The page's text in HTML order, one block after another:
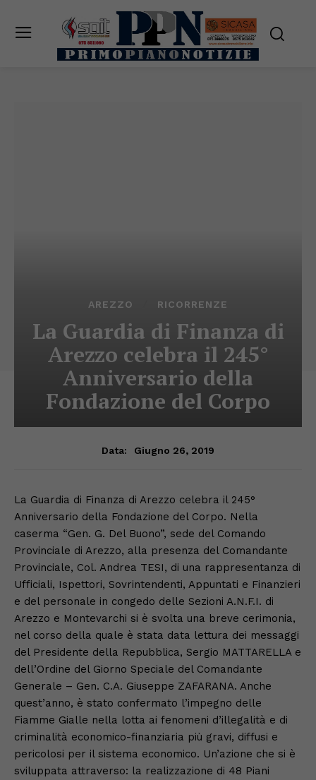
AREZZO RICORRENZE
La Guardia di Finanza di
Arezzo celebra il 245°
Anniversario della
Fondazione del Corpo
Data: Giugno 26, 2019
La Guardia di Finanza di Arezzo celebra il 245°
Anniversario della Fondazione del Corpo. Nella
caserma “Gen. G. Del Buono”, sede del Comando
Provinciale di Arezzo, alla presenza del Comandante
Provinciale, Col. Andrea TESI, di una rappresentanza di
Ufficiali, Ispettori, Sovrintendenti, Appuntati e Finanzieri
e del personale in congedo delle Sezioni A.N.F.I. di
Arezzo e Montevarchi si è svolta una breve cerimonia,
nel corso della quale è stata data lettura dei messaggi
del Presidente della Repubblica, Sergio MATTARELLA e
dell’Ordine del Giorno Speciale del Comandante
Generale – Gen. C.A. Giuseppe ZAFARANA. Anche
quest’anno, è stato confermato l’impegno delle
Fiamme Gialle nella lotta ai fenomeni d’illegalità e di
criminalità economico-finanziaria più gravi, diffusi e
pericolosi per il sistema economico. Un’azione che si è
sviluppata attraverso: la realizzazione di 48 Piani